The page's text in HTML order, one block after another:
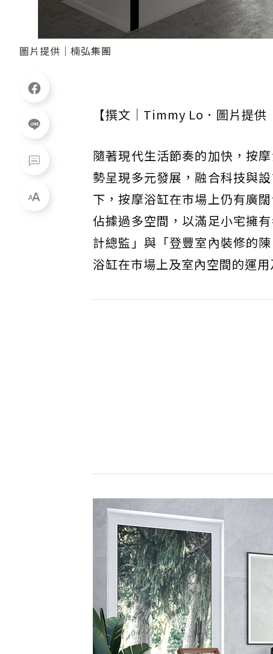
圖片提供｜楠弘集團
【撰文｜Timmy Lo．圖片提
隨著現代生活節奏的加快，按
勢呈現多元發展，融合科技與
下，按摩浴缸在市場上仍有廣
佔據過多空間，以滿足小宅擁
計總監」與「登豐室內裝修的
浴缸在市場上及室內空間的運用